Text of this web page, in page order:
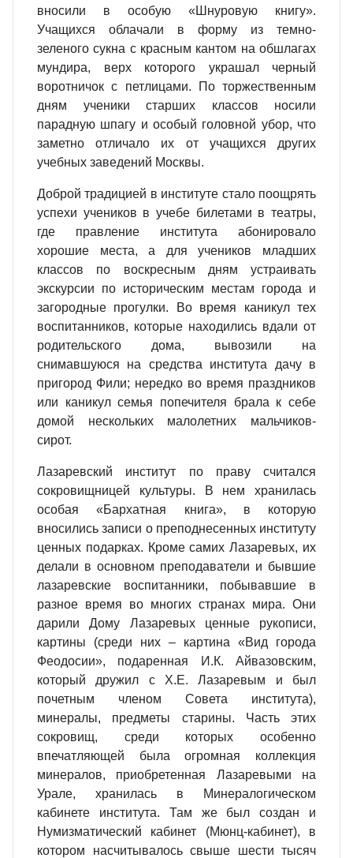
вносили в особую «Шнуровую книгу».
Учащихся облачали в форму из темно-
зеленого сукна с красным кантом на обшлагах
мундира, верх которого украшал черный
воротничок с петлицами. По торжественным
дням ученики старших классов носили
парадную шпагу и особый головной убор, что
заметно отличало их от учащихся других
учебных заведений Москвы.
Доброй традицией в институте стало поощрять
успехи учеников в учебе билетами в театры,
где правление института абонировало
хорошие места, а для учеников младших
классов по воскресным дням устраивать
экскурсии по историческим местам города и
загородные прогулки. Во время каникул тех
воспитанников, которые находились вдали от
родительского дома, вывозили на
снимавшуюся на средства института дачу в
пригород Фили; нередко во время праздников
или каникул семья попечителя брала к себе
домой нескольких малолетних мальчиков-
сирот.
Лазаревский институт по праву считался
сокровищницей культуры. В нем хранилась
особая «Бархатная книга», в которую
вносились записи о преподнесенных институту
ценных подарках. Кроме самих Лазаревых, их
делали в основном преподаватели и бывшие
лазаревские воспитанники, побывавшие в
разное время во многих странах мира. Они
дарили Дому Лазаревых ценные рукописи,
картины (среди них – картина «Вид города
Феодосии», подаренная И.К. Айвазовским,
который дружил с Х.Е. Лазаревым и был
почетным членом Совета института),
минералы, предметы старины. Часть этих
сокровищ, среди которых особенно
впечатляющей была огромная коллекция
минералов, приобретенная Лазаревыми на
Урале, хранилась в Минералогическом
кабинете института. Там же был создан и
Нумизматический кабинет (Мюнц-кабинет), в
котором насчитывалось свыше шести тысяч